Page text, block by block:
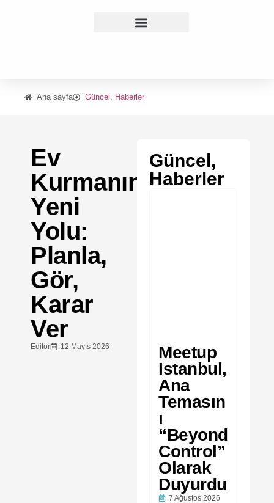
Ana sayfa Güncel , Haberler
Ev
Kurmanın
Yeni
Yolu:
Planla,
Gör,
Karar
Ver
Editör 12 Mayıs 2026
Güncel,
Haberler
Meetup
Istanbul,
Ana
Temasın
ı
“Beyond
Control”
Olarak
Duyurdu
7 Ağustos 2026